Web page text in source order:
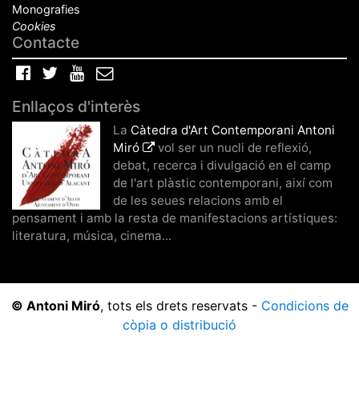
Monografies
Cookies
Contacte
Facebook
TwitterYouTubeCorreu
Enllaços d'interès
La Càtedra d'Art Contemporani Antoni
Miró
vol ser un nucli de reflexió,
debat, recerca i divulgació en el camp
de l'art plàstic contemporani, així com
de les seues relacions amb el
pensament i amb la resta de manifestacions artístiques:
literatura, música, cinema...
© Antoni Miró, tots els drets reservats - Condicions de
còpia o distribució